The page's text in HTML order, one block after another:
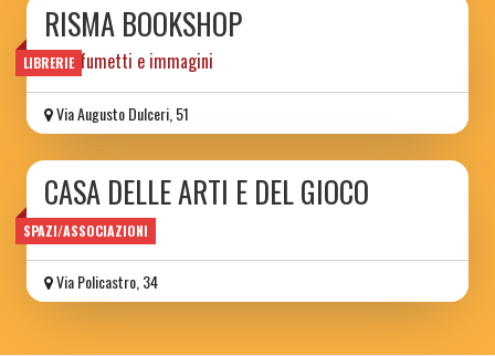
LIBRERIE
RISMA BOOKSHOP
libri, fumetti e immagini
Via Augusto Dulceri, 51
SPAZI/ASSOCIAZIONI
CASA DELLE ARTI E DEL GIOCO
ludoteca
Via Policastro, 34